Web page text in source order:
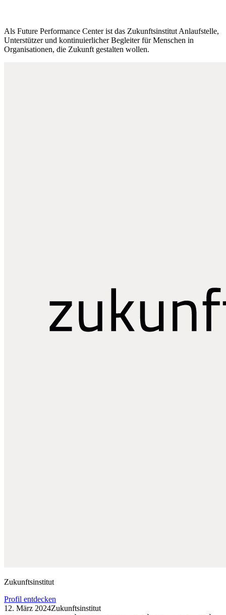
Als Future Performance Center ist das Zukunftsinstitut Anlaufstelle,
Unterstützer und kontinuierlicher Begleiter für Menschen in
Organisationen, die Zukunft gestalten wollen.
Zukunftsinstitut
Profil entdecken
12. März 2024Zukunftsinstitut